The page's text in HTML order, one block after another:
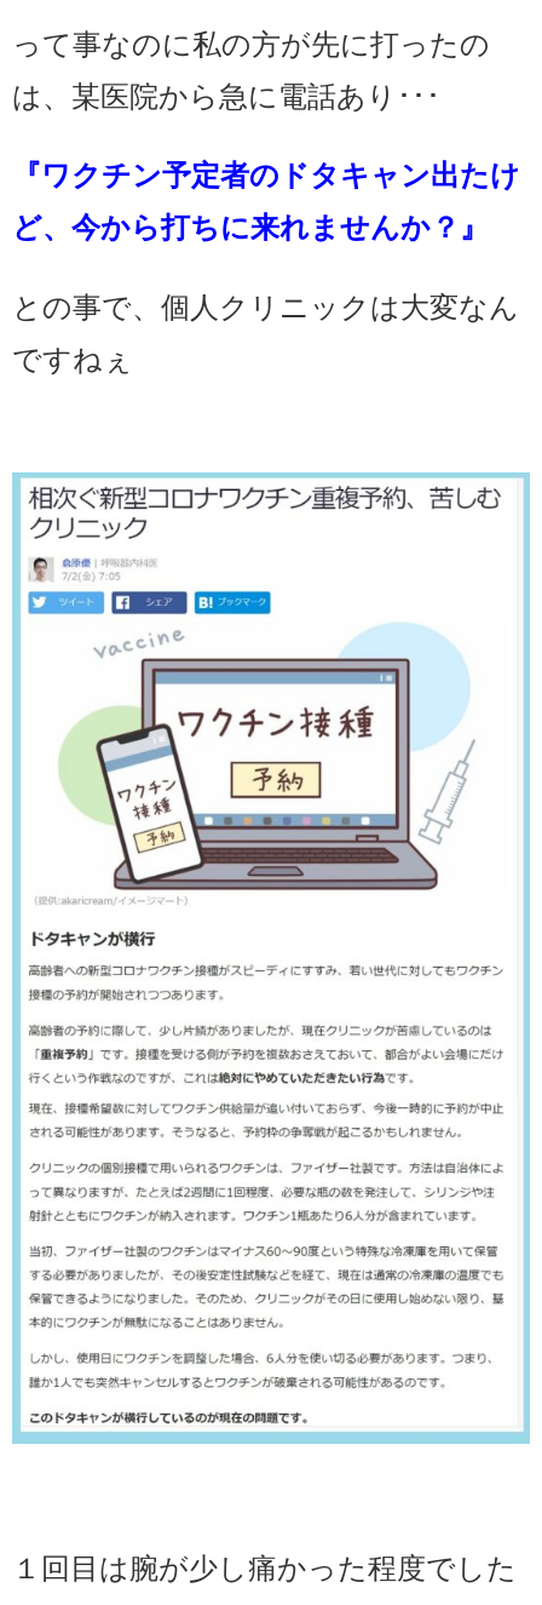
って事なのに私の方が先に打ったの
は、某医院から急に電話あり･･･
『ワクチン予定者のドタキャン出たけ
ど、今から打ちに来れませんか？』
との事で、個人クリニックは大変なん
ですねぇ
１回目は腕が少し痛かった程度でした